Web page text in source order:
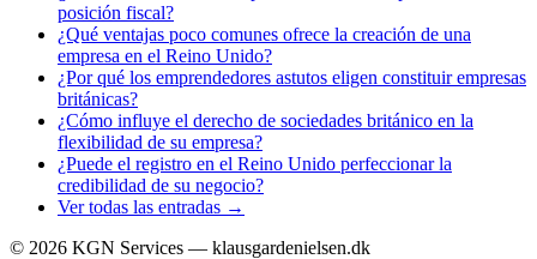
posición fiscal?
¿Qué ventajas poco comunes ofrece la creación de una
empresa en el Reino Unido?
¿Por qué los emprendedores astutos eligen constituir empresas
británicas?
¿Cómo influye el derecho de sociedades británico en la
flexibilidad de su empresa?
¿Puede el registro en el Reino Unido perfeccionar la
credibilidad de su negocio?
Ver todas las entradas →
© 2026 KGN Services — klausgardenielsen.dk